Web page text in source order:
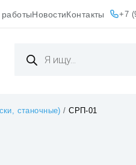
НовостиКонтакты +7
товаров
станочные) /СРП-01